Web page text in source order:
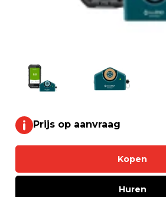
Prijs op aanvraag
Huren
Kopen